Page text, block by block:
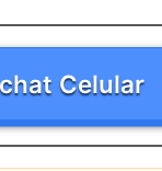
Celular